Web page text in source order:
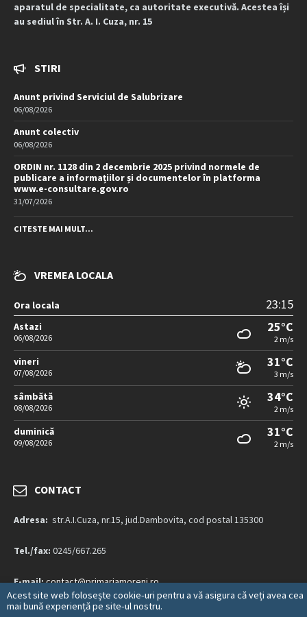
aparatul de specialitate, ca autoritate executivă. Acestea își
au sediul în Str. A. I. Cuza, nr. 15
STIRI
Anunt privind Serviciul de Salubrizare
06/08/2026
Anunt colectiv
06/08/2026
ORDIN nr. 1128 din 2 decembrie 2025 privind normele de
publicare a informațiilor și documentelor în platforma
www.e-consultare.gov.ro
31/07/2026
CITESTE MAI MULT...
VREMEA LOCALA
Ora locala 23:15
Astazi
06/08/2026
25°C
2 m/s
vineri
07/08/2026
31°C
3 m/s
sâmbătă
08/08/2026
34°C
2 m/s
duminică
09/08/2026
31°C
2 m/s
CONTACT
Adresa: str.A.I.Cuza, nr.15, jud.Dambovita, cod postal 135300
Tel./fax: 0245/667.265
E-mail:contact@primariamoreni.ro
Mai multe detalii…
Acest site web folosește cookie-uri pentru a vă asigura că veți avea cea
mai bună experiență pe site-ul nostru.